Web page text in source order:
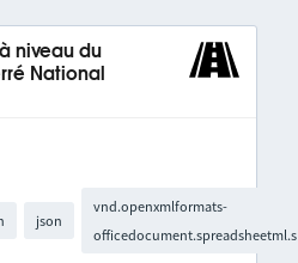
niveau du
National
json
vnd.openxmlformats-